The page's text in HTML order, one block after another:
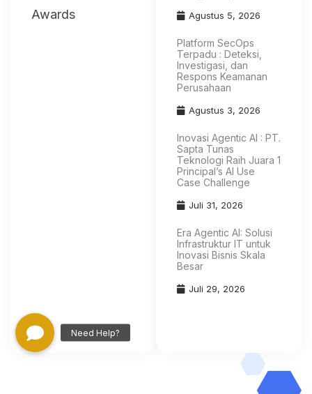
Awards
Agustus 5, 2026
Platform SecOps
Terpadu : Deteksi,
Investigasi, dan
Respons Keamanan
Perusahaan
Agustus 3, 2026
Inovasi Agentic AI : PT.
Sapta Tunas
Teknologi Raih Juara 1
Principal’s AI Use
Case Challenge
Juli 31, 2026
Era Agentic AI: Solusi
Infrastruktur IT untuk
Inovasi Bisnis Skala
Besar
Juli 29, 2026